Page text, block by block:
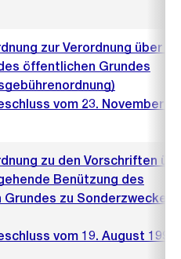
zur Verordnung über
öffentlichen Grundes
vom 23. November
zu den Vorschriften
Benützung des
zu Sonderzwecken
vom 19. August 1992